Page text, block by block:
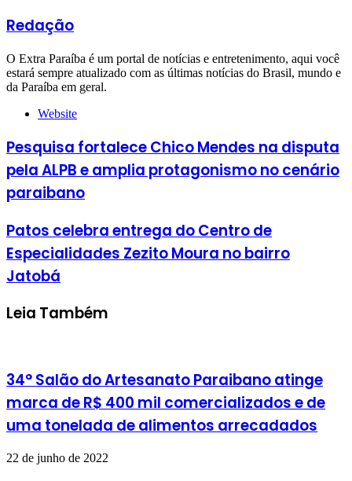
Redação
O Extra Paraíba é um portal de notícias e entretenimento, aqui você
estará sempre atualizado com as últimas notícias do Brasil, mundo e
da Paraíba em geral.
Website
Pesquisa fortalece Chico Mendes na disputa
pela ALPB e amplia protagonismo no cenário
paraibano
Patos celebra entrega do Centro de
Especialidades Zezito Moura no bairro
Jatobá
Leia Também
34° Salão do Artesanato Paraibano atinge
marca de R$ 400 mil comercializados e de
uma tonelada de alimentos arrecadados
22 de junho de 2022